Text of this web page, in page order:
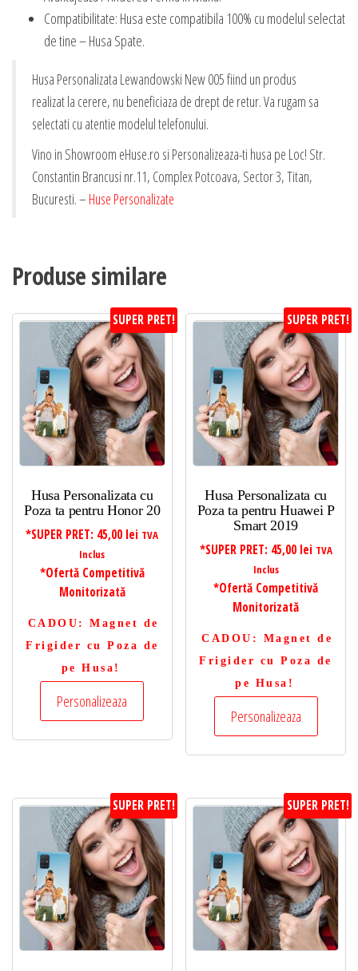
Compatibilitate: Husa este compatibila 100% cu modelul selectat
de tine – Husa Spate.
Husa Personalizata Lewandowski New 005 fiind un produs
realizat la cerere, nu beneficiaza de drept de retur. Va rugam sa
selectati cu atentie modelul telefonului.
Vino in Showroom eHuse.ro si Personalizeaza-ti husa pe Loc! Str.
Constantin Brancusi nr.11, Complex Potcoava, Sector 3, Titan,
Bucuresti. – Huse Personalizate
Produse similare
SUPER PRET!
Husa Personalizata cu
Poza ta pentru Honor 20
*SUPER PRET: 45,00 lei TVA
Inclus
*Ofertă Competitivă
Monitorizată
CADOU : Magnet de
Frigider cu Poza de
pe Husa!
Personalizeaza
SUPER PRET!
Husa Personalizata cu
Poza ta pentru Huawei P
Smart 2019
*SUPER PRET: 45,00 lei TVA
Inclus
*Ofertă Competitivă
Monitorizată
CADOU : Magnet de
Frigider cu Poza de
pe Husa!
Personalizeaza
SUPER PRET! SUPER PRET!